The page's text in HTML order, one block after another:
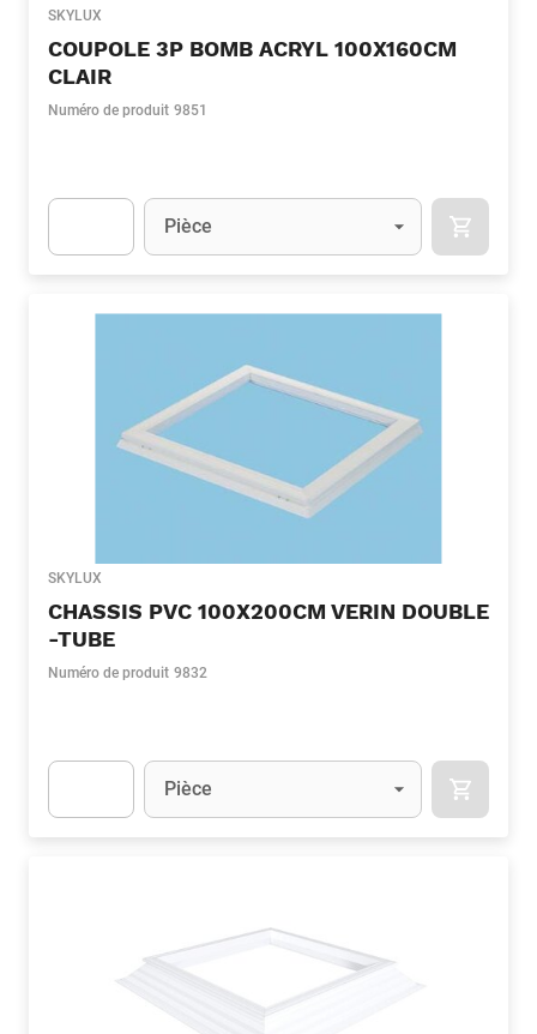
SKYLUX
COUPOLE 3P BOMB ACRYL 100X160CM
CLAIR
Numéro de produit 9851
Unité
Pièce
SKYLUX
CHASSIS PVC 100X200CM VERIN DOUBLE
-TUBE
Numéro de produit 9832
Unité
Pièce